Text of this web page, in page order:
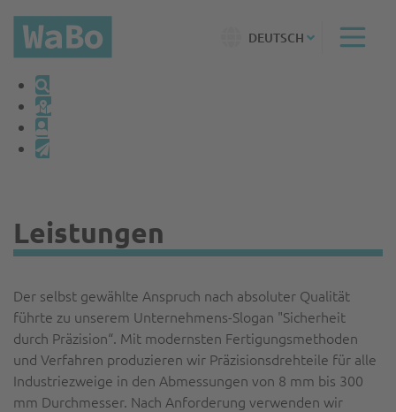
DEUTSCH
Leistungen
Der selbst gewählte Anspruch nach absoluter Qualität
führte zu unserem Unternehmens-Slogan "Sicherheit
durch Präzision“. Mit modernsten Fertigungsmethoden
und Verfahren produzieren wir Präzisionsdrehteile für alle
Industriezweige in den Abmessungen von 8 mm bis 300
mm Durchmesser. Nach Anforderung verwenden wir